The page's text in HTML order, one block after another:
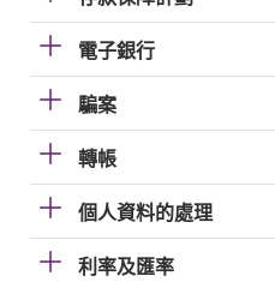
電子銀行
騙案
轉帳
個人資料的處理
利率及匯率